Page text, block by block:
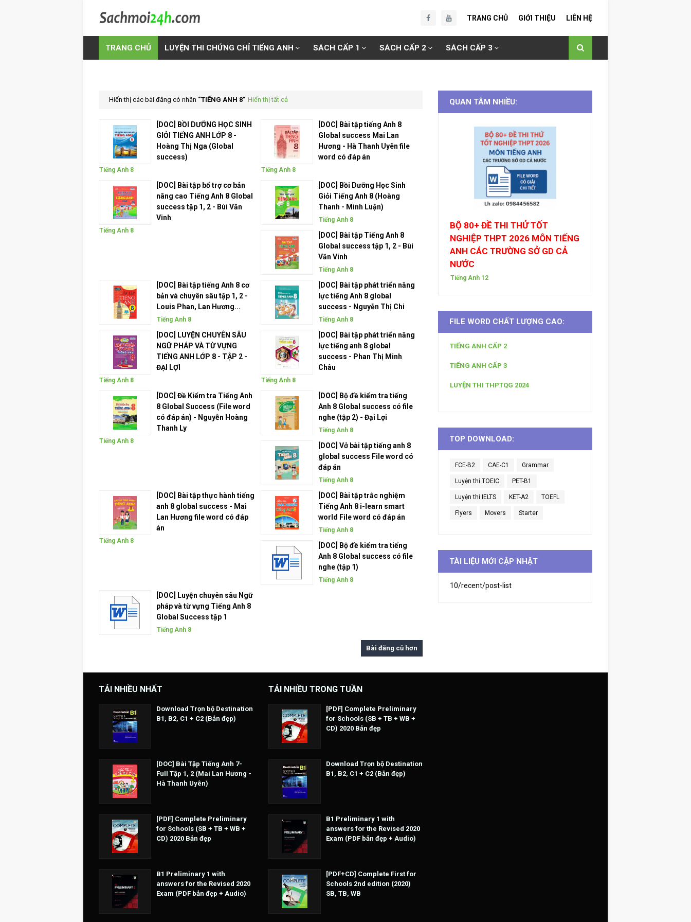
TRANG CHỦ GIỚI THIỆU LIÊN HỆ
TRANG CHỦ LUYỆN THI CHỨNG CHỈ TIẾNG ANH SÁCH CẤP 1 SÁCH CẤP 2 SÁCH CẤP 3
Hiển thị các bài đăng có nhãn TIẾNG ANH 8 Hiển thị tất cả
[DOC] BỒI DƯỠNG HỌC SINH
GIỎI TIẾNG ANH LỚP 8 -
Hoàng Thị Nga (Global
success)
Tiếng Anh 8
[DOC] Bài tập tiếng Anh 8
Global success Mai Lan
Hương - Hà Thanh Uyên file
word có đáp án
Tiếng Anh 8
[DOC] Bài tập bổ trợ cơ bản
nâng cao Tiếng Anh 8 Global
success tập 1, 2 - Bùi Văn
Vinh
Tiếng Anh 8
[DOC] Bồi Dưỡng Học Sinh
Giỏi Tiếng Anh 8 (Hoàng
Thanh - Minh Luận)
Tiếng Anh 8
[DOC] Bài tập Tiếng Anh 8
Global success tập 1, 2 - Bùi
Văn Vinh
Tiếng Anh 8
[DOC] Bài tập tiếng Anh 8 cơ
bản và chuyên sâu tập 1, 2 -
Louis Phan, Lan Hương...
Tiếng Anh 8
[DOC] Bài tập phát triển năng
lực tiếng Anh 8 global
success - Nguyễn Thị Chi
Tiếng Anh 8
[DOC] LUYỆN CHUYÊN SÂU
NGỮ PHÁP VÀ TỪ VỰNG
TIẾNG ANH LỚP 8 - TẬP 2 -
ĐẠI LỢI
Tiếng Anh 8
[DOC] Bài tập phát triển năng
lực tiếng anh 8 global
success - Phan Thị Minh
Châu
Tiếng Anh 8
[DOC] Đề Kiểm tra Tiếng Anh
8 Global Success (File word
có đáp án) - Nguyễn Hoàng
Thanh Ly
Tiếng Anh 8
[DOC] Bộ đề kiểm tra tiếng
Anh 8 Global success có file
nghe (tập 2) - Đại Lợi
Tiếng Anh 8
[DOC] Vở bài tập tiếng anh 8
global success File word có
đáp án
Tiếng Anh 8
[DOC] Bài tập thực hành tiếng
anh 8 global success - Mai
Lan Hương file word có đáp
án
Tiếng Anh 8
[DOC] Bài tập trắc nghiệm
Tiếng Anh 8 i-learn smart
world File word có đáp án
Tiếng Anh 8
[DOC] Bộ đề kiểm tra tiếng
Anh 8 Global success có file
nghe (tập 1)
Tiếng Anh 8
[DOC] Luyện chuyên sâu Ngữ
pháp và từ vựng Tiếng Anh 8
Global Success tập 1
Tiếng Anh 8
Bài đăng cũ hơn
QUAN TÂM NHIỀU:
BỘ 80+ ĐỀ THI THỬ TỐT
NGHIỆP THPT 2026 MÔN TIẾNG
ANH CÁC TRƯỜNG SỞ GD CẢ
NƯỚC
Tiếng Anh 12
FILE WORD CHẤT LƯỢNG CAO:
TIẾNG ANH CẤP 2
TIẾNG ANH CẤP 3
LUYỆN THI THPTQG 2024
TOP DOWNLOAD:
FCE-B2 CAE-C1 Grammar
Luyện thi TOEIC PET-B1
Luyện thi IELTS KET-A2 TOEFL
Flyers Movers Starter
TÀI LIỆU MỚI CẬP NHẬT
10/recent/post-list
TẢI NHIỀU NHẤT
Download Trọn bộ Destination
B1, B2, C1 + C2 (Bản đẹp)
[DOC] Bài Tập Tiếng Anh 7-
Full Tập 1, 2 (Mai Lan Hương -
Hà Thanh Uyên)
[PDF] Complete Preliminary
for Schools (SB + TB + WB +
CD) 2020 Bản đẹp
B1 Preliminary 1 with
answers for the Revised 2020
Exam (PDF bản đẹp + Audio)
TẢI NHIỀU TRONG TUẦN
[PDF] Complete Preliminary
for Schools (SB + TB + WB +
CD) 2020 Bản đẹp
Download Trọn bộ Destination
B1, B2, C1 + C2 (Bản đẹp)
B1 Preliminary 1 with
answers for the Revised 2020
Exam (PDF bản đẹp + Audio)
[PDF+CD] Complete First for
Schools 2nd edition (2020)
SB, TB, WB